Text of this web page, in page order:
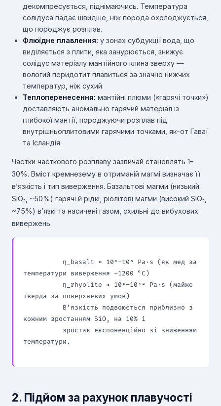
декомпресується, піднімаючись. Температура
солідуса падає швидше, ніж порода охолоджується,
що породжує розплав.
Флюїдне плавлення: у зонах субдукції вода, що
виділяється з плити, яка занурюється, знижує
солідус матеріалу мантійного клина зверху —
вологий перидотит плавиться за значно нижчих
температур, ніж сухий.
Теплоперенесення: мантійні плюми («гарячі точки»)
доставляють аномально гарячий матеріал із
глибокої мантії, породжуючи розплав під
внутрішньоплитовими гарячими точками, як-от Гаваї
та Ісландія.
Частки часткового розплаву зазвичай становлять 1–
30%. Вміст кремнезему в отриманій магмі визначає її
в’язкість і тип виверження. Базальтові магми (низький
SiO₂, ~50%) гарячі й рідкі; ріолітові магми (високий SiO₂,
~75%) в’язкі та насичені газом, схильні до вибухових
вивержень.
температури виверження ~1200 °C)
тверда за поверхневих умов)
кожним зростанням SiO₂ на 10% і
температури.
2. Підйом за рахунок плавучості